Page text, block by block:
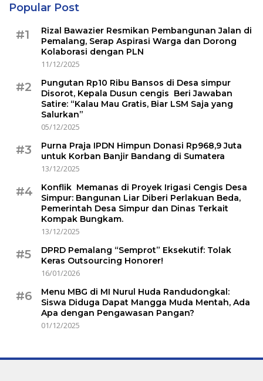
Popular Post
#1
Rizal Bawazier Resmikan Pembangunan Jalan di
Pemalang, Serap Aspirasi Warga dan Dorong
Kolaborasi dengan PLN
11/12/2025
#2
Pungutan Rp10 Ribu Bansos di Desa simpur
Disorot, Kepala Dusun cengis Beri Jawaban
Satire: “Kalau Mau Gratis, Biar LSM Saja yang
Salurkan”
05/12/2025
#3
Purna Praja IPDN Himpun Donasi Rp968,9 Juta
untuk Korban Banjir Bandang di Sumatera
13/12/2025
#4
Konflik Memanas di Proyek Irigasi Cengis Desa
Simpur: Bangunan Liar Diberi Perlakuan Beda,
Pemerintah Desa Simpur dan Dinas Terkait
Kompak Bungkam.
13/12/2025
#5
DPRD Pemalang “Semprot” Eksekutif: Tolak
Keras Outsourcing Honorer!
16/01/2026
#6
Menu MBG di MI Nurul Huda Randudongkal:
Siswa Diduga Dapat Mangga Muda Mentah, Ada
Apa dengan Pengawasan Pangan?
01/12/2025